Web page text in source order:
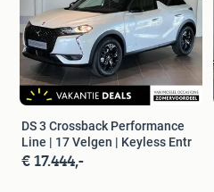
Voorstoelen verwarmd
Milieu
Start/stop systeem
Overige
DS 3 Crossback Performance
Line | 17 Velgen | Keyless Entr
€ 17.444,-